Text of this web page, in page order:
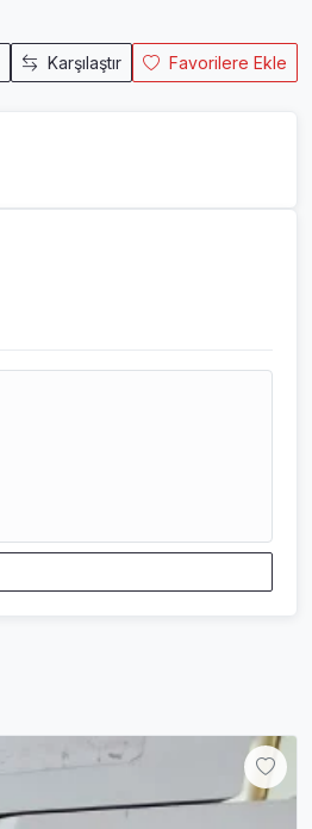
Karşılaştır Favorilere Ekle